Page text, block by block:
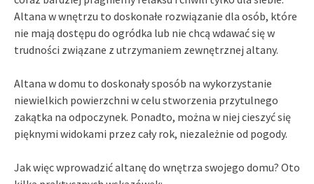
Altana w wnętrzu to doskonałe rozwiązanie dla osób, które
nie mają dostępu do ogródka lub nie chcą wdawać się w
trudności związane z utrzymaniem zewnętrznej altany.
Altana w domu to doskonały sposób na wykorzystanie
niewielkich powierzchni w celu stworzenia przytulnego
zakątka na odpoczynek. Ponadto, można w niej cieszyć się
pięknymi widokami przez cały rok, niezależnie od pogody.
Jak więc wprowadzić altanę do wnętrza swojego domu? Oto